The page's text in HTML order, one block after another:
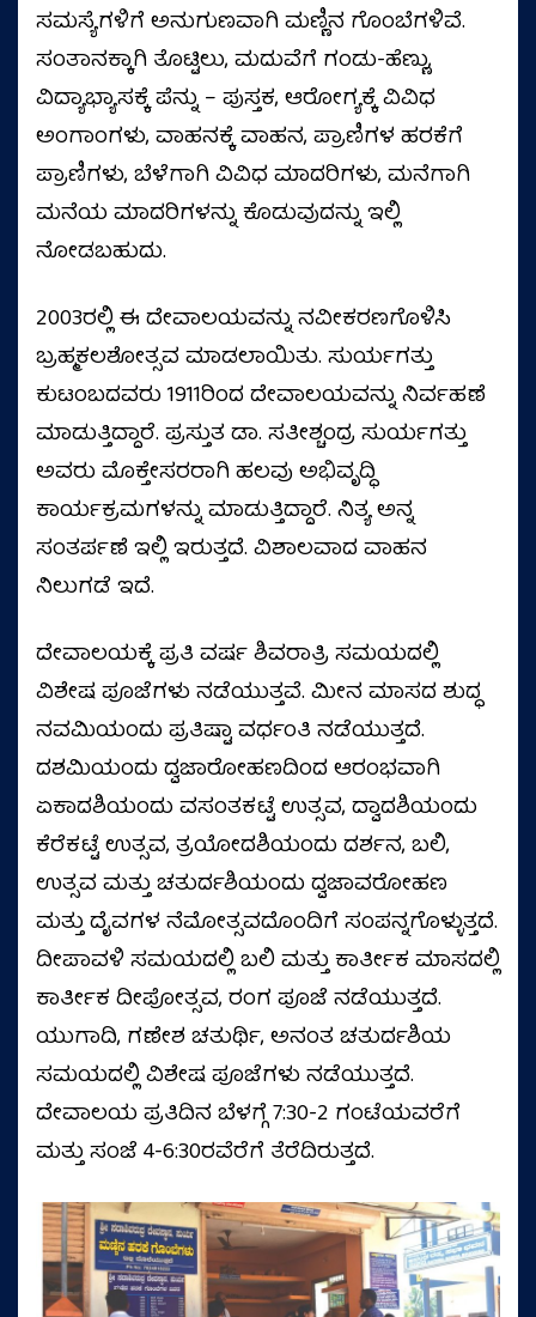
ಸಮಸ್ಯೆಗಳಿಗೆ ಅನುಗುಣವಾಗಿ ಮಣ್ಣಿನ ಗೊಂಬೆಗಳಿವೆ.
ಸಂತಾನಕ್ಕಾಗಿ ತೊಟ್ಟಿಲು, ಮದುವೆಗೆ ಗಂಡು-ಹೆಣ್ಣು,
ವಿದ್ಯಾಭ್ಯಾಸಕ್ಕೆ ಪೆನ್ನು – ಪುಸ್ತಕ, ಆರೋಗ್ಯಕ್ಕೆ ವಿವಿಧ
ಅಂಗಾಂಗಳು, ವಾಹನಕ್ಕೆ ವಾಹನ, ಪ್ರಾಣಿಗಳ ಹರಕೆಗೆ
ಪ್ರಾಣಿಗಳು, ಬೆಳೆಗಾಗಿ ವಿವಿಧ ಮಾದರಿಗಳು, ಮನೆಗಾಗಿ
ಮನೆಯ ಮಾದರಿಗಳನ್ನು ಕೊಡುವುದನ್ನು ಇಲ್ಲಿ
ನೋಡಬಹುದು.
2003ರಲ್ಲಿ ಈ ದೇವಾಲಯವನ್ನು ನವೀಕರಣಗೊಳಿಸಿ
ಬ್ರಹ್ಮಕಲಶೋತ್ಸವ ಮಾಡಲಾಯಿತು. ಸುರ್ಯಗತ್ತು
ಕುಟಂಬದವರು 1911ರಿಂದ ದೇವಾಲಯವನ್ನು ನಿರ್ವಹಣೆ
ಮಾಡುತ್ತಿದ್ದಾರೆ. ಪ್ರಸ್ತುತ ಡಾ. ಸತೀಶ್ಚಂದ್ರ ಸುರ್ಯಗತ್ತು
ಅವರು ಮೊಕ್ತೇಸರರಾಗಿ ಹಲವು ಅಭಿವೃದ್ಧಿ
ಕಾರ್ಯಕ್ರಮಗಳನ್ನು ಮಾಡುತ್ತಿದ್ದಾರೆ. ನಿತ್ಯ ಅನ್ನ
ಸಂತರ್ಪಣೆ ಇಲ್ಲಿ ಇರುತ್ತದೆ. ವಿಶಾಲವಾದ ವಾಹನ
ನಿಲುಗಡೆ ಇದೆ.
ದೇವಾಲಯಕ್ಕೆ ಪ್ರತಿ ವರ್ಷ ಶಿವರಾತ್ರಿ ಸಮಯದಲ್ಲಿ
ವಿಶೇಷ ಪೂಜೆಗಳು ನಡೆಯುತ್ತವೆ. ಮೀನ ಮಾಸದ ಶುದ್ಧ
ನವಮಿಯಂದು ಪ್ರತಿಷ್ಟಾ ವರ್ಧಂತಿ ನಡೆಯುತ್ತದೆ.
ದಶಮಿಯಂದು ದ್ವಜಾರೋಹಣದಿಂದ ಆರಂಭವಾಗಿ
ಏಕಾದಶಿಯಂದು ವಸಂತಕಟ್ಟೆ ಉತ್ಸವ, ದ್ವಾದಶಿಯಂದು
ಕೆರೆಕಟ್ಟೆ ಉತ್ಸವ, ತ್ರಯೋದಶಿಯಂದು ದರ್ಶನ, ಬಲಿ,
ಉತ್ಸವ ಮತ್ತು ಚತುರ್ದಶಿಯಂದು ದ್ವಜಾವರೋಹಣ
ಮತ್ತು ದೈವಗಳ ನೆಮೋತ್ಸವದೊಂದಿಗೆ ಸಂಪನ್ನಗೊಳ್ಳುತ್ತದೆ.
ದೀಪಾವಳಿ ಸಮಯದಲ್ಲಿ ಬಲಿ ಮತ್ತು ಕಾರ್ತೀಕ ಮಾಸದಲ್ಲಿ
ಕಾರ್ತೀಕ ದೀಪೋತ್ಸವ, ರಂಗ ಪೂಜೆ ನಡೆಯುತ್ತದೆ.
ಯುಗಾದಿ, ಗಣೇಶ ಚತುರ್ಥಿ, ಅನಂತ ಚತುರ್ದಶಿಯ
ಸಮಯದಲ್ಲಿ ವಿಶೇಷ ಪೂಜೆಗಳು ನಡೆಯುತ್ತದೆ.
ದೇವಾಲಯ ಪ್ರತಿದಿನ ಬೆಳಗ್ಗೆ 7:30-2 ಗಂಟೆಯವರೆಗೆ
ಮತ್ತು ಸಂಜೆ 4-6:30ರವೆರೆಗೆ ತೆರೆದಿರುತ್ತದೆ.